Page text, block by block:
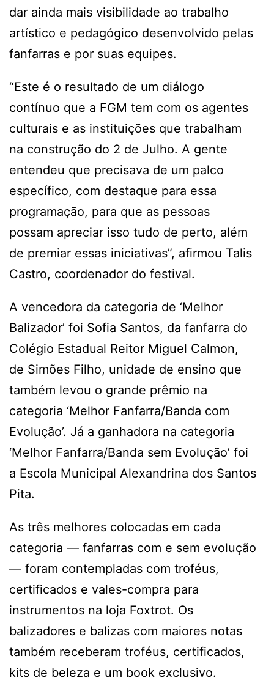
dar ainda mais visibilidade ao trabalho
artístico e pedagógico desenvolvido pelas
fanfarras e por suas equipes.
“Este é o resultado de um diálogo
contínuo que a FGM tem com os agentes
culturais e as instituições que trabalham
na construção do 2 de Julho. A gente
entendeu que precisava de um palco
específico, com destaque para essa
programação, para que as pessoas
possam apreciar isso tudo de perto, além
de premiar essas iniciativas”, afirmou Talis
Castro, coordenador do festival.
A vencedora da categoria de ‘Melhor
Balizador’ foi Sofia Santos, da fanfarra do
Colégio Estadual Reitor Miguel Calmon,
de Simões Filho, unidade de ensino que
também levou o grande prêmio na
categoria ‘Melhor Fanfarra/Banda com
Evolução’. Já a ganhadora na categoria
‘Melhor Fanfarra/Banda sem Evolução’ foi
a Escola Municipal Alexandrina dos Santos
Pita.
As três melhores colocadas em cada
categoria — fanfarras com e sem evolução
— foram contempladas com troféus,
certificados e vales-compra para
instrumentos na loja Foxtrot. Os
balizadores e balizas com maiores notas
também receberam troféus, certificados,
kits de beleza e um book exclusivo.